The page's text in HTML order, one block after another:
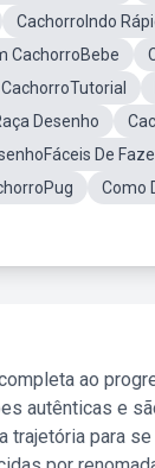
CachorroIndo
CachorroBebe
Desenho
De
Como
ao
autênticas e
para